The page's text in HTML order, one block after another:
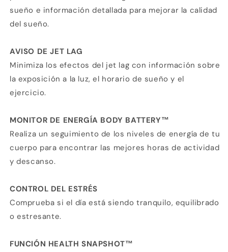
sueño e información detallada para mejorar la calidad
del sueño.
AVISO DE JET LAG
Minimiza los efectos del jet lag con información sobre
la exposición a la luz, el horario de sueño y el
ejercicio.
MONITOR DE ENERGÍA BODY BATTERY™
Realiza un seguimiento de los niveles de energía de tu
cuerpo para encontrar las mejores horas de actividad
y descanso.
CONTROL DEL ESTRÉS
Comprueba si el día está siendo tranquilo, equilibrado
o estresante.
FUNCIÓN HEALTH SNAPSHOT™